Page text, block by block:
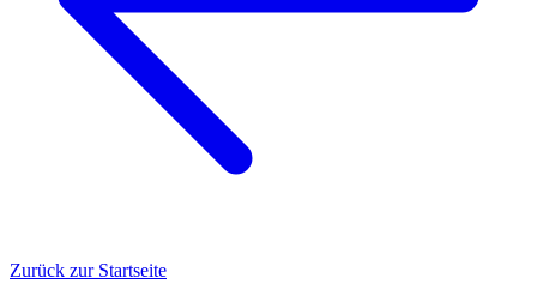
Zurück zur Startseite